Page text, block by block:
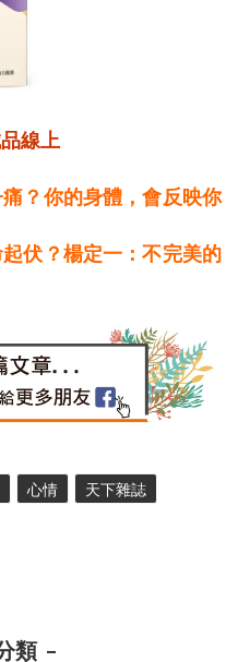
線上
？你的身體，會反映你
伏？楊定一：不完美的
心情 天下雜誌
類